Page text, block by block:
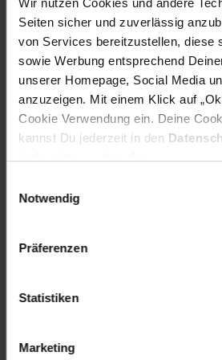
Wir nutzen Cookies und andere
Seiten sicher und zuverlässig
von Services bereitzustellen, diese
sowie Werbung entsprechend
unserer Homepage, Social Media
anzuzeigen. Mit einem Klick auf
Cookie Verwendung ein. Deine
kannst Du jederzeit in den
Notwendig
Präferenzen
Statistiken
Marketing
Artikelnummer: 2631345000
EAN: 4020628833008
Artikel gehört zur Kategorie:DVD &
Versandinformationen